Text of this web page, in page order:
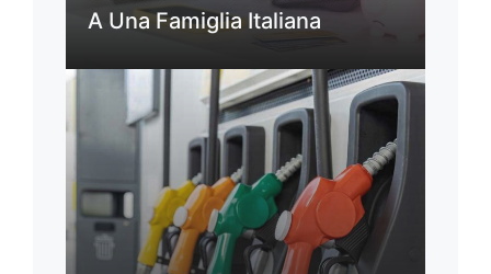
A Una Famiglia Italiana